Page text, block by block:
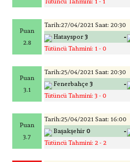
Puan
2.8
Tarih:27/04/2021 Saat: 20:30
Hatayspor 3 -
Tütüncü Tahmini: 1 - 0
Puan
3.1
Tarih:25/04/2021 Saat: 20:30
Fenerbahçe 3 -
Tütüncü Tahmini: 3 - 0
Puan
3.7
Tarih:25/04/2021 Saat: 16:00
Başakşehir 0 -
Tütüncü Tahmini: 2 - 2